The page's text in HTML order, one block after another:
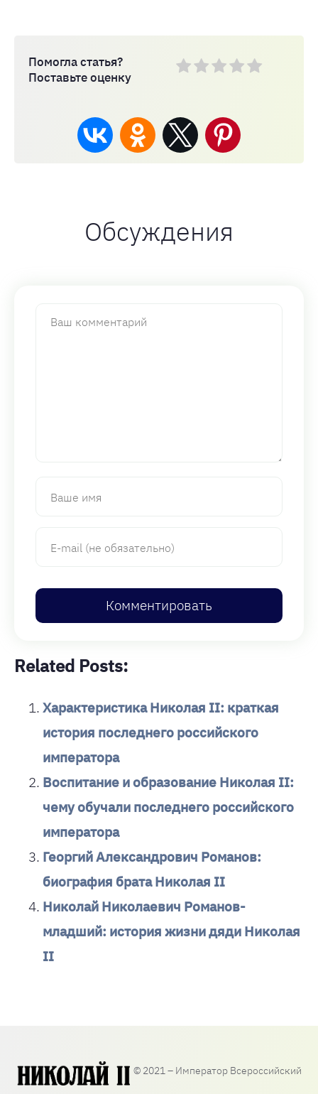
Помогла статья?
Поставьте оценку
Обсуждения
Related Posts:
Характеристика Николая II: краткая
история последнего российского
императора
Воспитание и образование Николая II:
чему обучали последнего российского
императора
Георгий Александрович Романов:
биография брата Николая II
Николай Николаевич Романов-
младший: история жизни дяди Николая
II
© 2021 – Император Всероссийский